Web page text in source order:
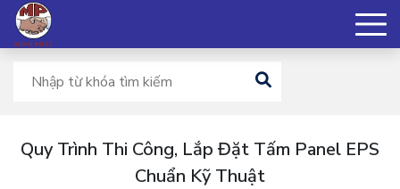
Quy Trình Thi Công, Lắp Đặt Tấm Panel EPS
Chuẩn Kỹ Thuật